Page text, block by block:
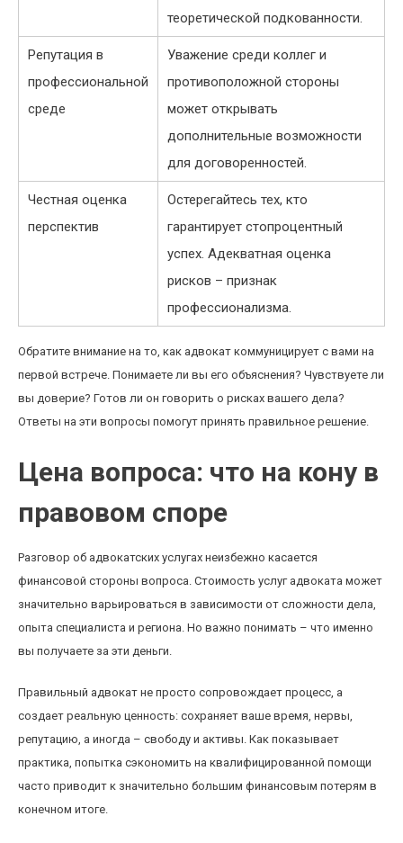
теоретической подкованности.
Репутация в
профессиональной
среде
Уважение среди коллег и
противоположной стороны
может открывать
дополнительные возможности
для договоренностей.
Честная оценка
перспектив
Остерегайтесь тех, кто
гарантирует стопроцентный
успех. Адекватная оценка
рисков – признак
профессионализма.
Обратите внимание на то, как адвокат коммуницирует с вами на
первой встрече. Понимаете ли вы его объяснения? Чувствуете ли
вы доверие? Готов ли он говорить о рисках вашего дела?
Ответы на эти вопросы помогут принять правильное решение.
Цена вопроса: что на кону в
правовом споре
Разговор об адвокатских услугах неизбежно касается
финансовой стороны вопроса. Стоимость услуг адвоката может
значительно варьироваться в зависимости от сложности дела,
опыта специалиста и региона. Но важно понимать – что именно
вы получаете за эти деньги.
Правильный адвокат не просто сопровождает процесс, а
создает реальную ценность: сохраняет ваше время, нервы,
репутацию, а иногда – свободу и активы. Как показывает
практика, попытка сэкономить на квалифицированной помощи
часто приводит к значительно большим финансовым потерям в
конечном итоге.